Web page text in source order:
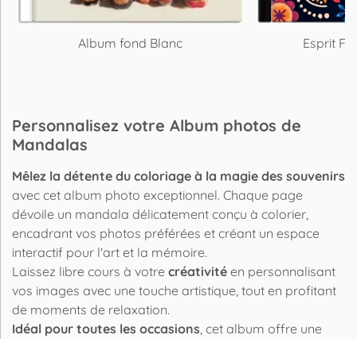
Album fond Blanc Esprit
Personnalisez votre Album photos de
Mandalas
Mêlez la détente du coloriage à la magie des souvenirs
avec cet album photo exceptionnel. Chaque page
dévoile un mandala délicatement conçu à colorier,
encadrant vos photos préférées et créant un espace
interactif pour l'art et la mémoire.
Laissez libre cours à votre créativité en personnalisant
vos images avec une touche artistique, tout en profitant
de moments de relaxation.
Idéal pour toutes les occasions, cet album offre une